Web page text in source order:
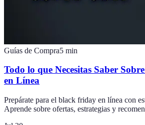
Guías de Compra5 min
Todo lo que Necesitas Saber
en Línea
Prepárate para el black friday en línea con
Aprende sobre ofertas, estrategias y